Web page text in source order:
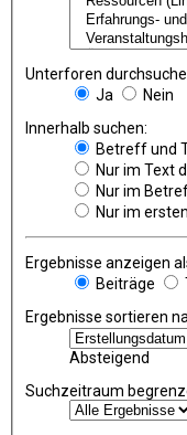
Unterforen
Ja
Nein
Innerhalb suchen:
Betreff und
Nur im Text
Nur im
Nur im
Ergebnisse anzeigen
Beiträge
Ergebnisse sortieren
Absteigend
Suchzeitraum